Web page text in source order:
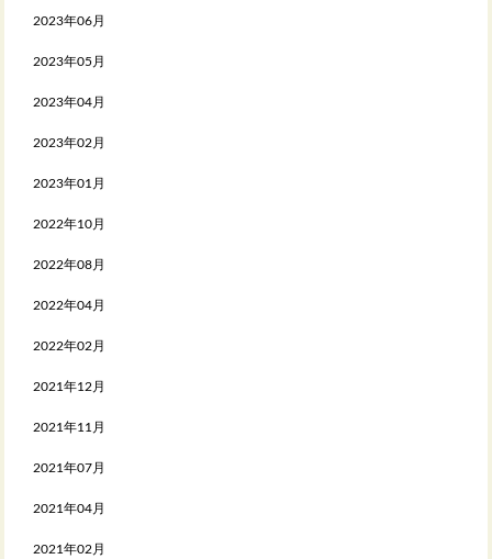
2023年06月
2023年05月
2023年04月
2023年02月
2023年01月
2022年10月
2022年08月
2022年04月
2022年02月
2021年12月
2021年11月
2021年07月
2021年04月
2021年02月